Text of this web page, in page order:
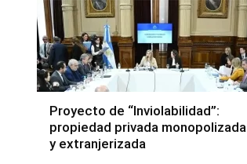
Proyecto de “Inviolabilidad”:
propiedad privada monopolizada
y extranjerizada